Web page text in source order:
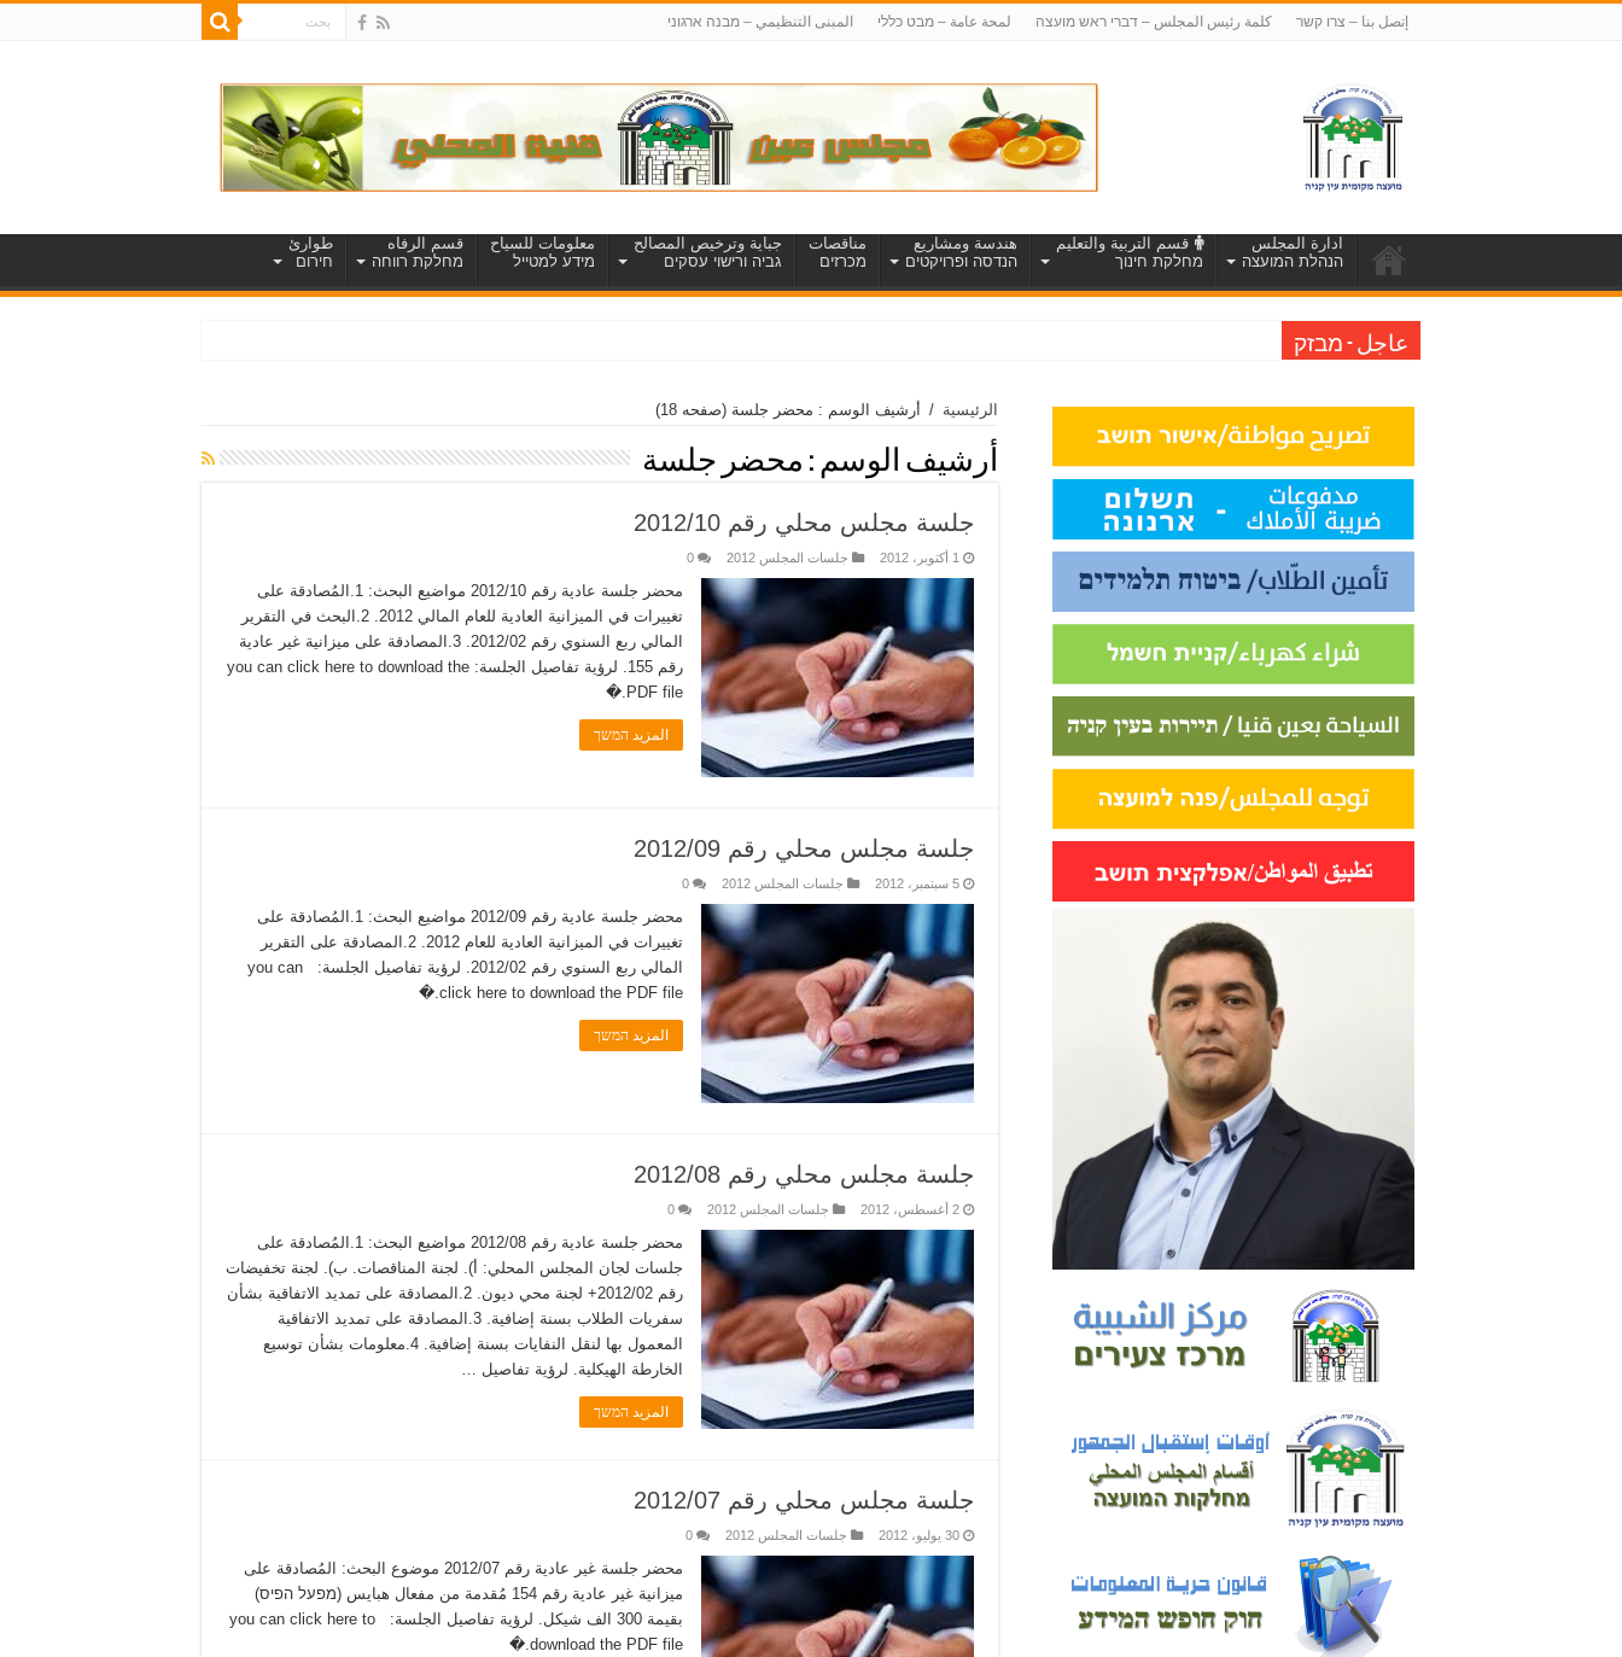
إتصل بنا – צרו קשר كلمة رئيس المجلس – דברי ראש מועצה لمحة عامة – מבט כללי المبنى التنظيمي – מבנה ארגוני
ادارة المجلس
הנהלת המועצה
قسم التربية والتعليم
מחלקת חינוך
هندسة ومشاريع
הנדסה ופרויקטים
مناقصات
מכרזים
جباية وترخيص المصالح
גביה ורישוי עסקים
معلومات للسياح
מידע למטייל
قسم الرفاه
מחלקת רווחה
طوارئ
חירום
عاجل - מבזק
الرئيسية / أرشيف الوسم : محضر جلسة (صفحه 18)
أرشيف الوسم : محضر جلسة
جلسة مجلس محلي رقم 2012/10
1 أكتوبر، 2012 جلسات المجلس 2012 0
محضر جلسة عادية رقم 2012/10 مواضيع البحث: 1.المُصادقة على
تغييرات في الميزانية العادية للعام المالي 2012. 2.البحث في التقرير
المالي ربع السنوي رقم 2012/02. 3.المصادقة على ميزانية غير عادية
رقم 155. لرؤية تفاصيل الجلسة: you can click here to download the
PDF file.�
المزيد המשך
جلسة مجلس محلي رقم 2012/09
5 سبتمبر، 2012 جلسات المجلس 2012 0
محضر جلسة عادية رقم 2012/09 مواضيع البحث: 1.المُصادقة على
تغييرات في الميزانية العادية للعام 2012. 2.المصادقة على التقرير
المالي ربع السنوي رقم 2012/02. لرؤية تفاصيل الجلسة: you can
click here to download the PDF file.�
المزيد המשך
جلسة مجلس محلي رقم 2012/08
2 أغسطس، 2012 جلسات المجلس 2012 0
محضر جلسة عادية رقم 2012/08 مواضيع البحث: 1.المُصادقة على
جلسات لجان المجلس المحلي: أ). لجنة المناقصات. ب). لجنة تخفيضات
رقم 2012/02+ لجنة محي ديون. 2.المصادقة على تمديد الاتفاقية بشأن
سفريات الطلاب بسنة إضافية. 3.المصادقة على تمديد الاتفاقية
المعمول بها لنقل النفايات بسنة إضافية. 4.معلومات بشأن توسيع
الخارطة الهيكلية. لرؤية تفاصيل …
المزيد המשך
جلسة مجلس محلي رقم 2012/07
30 يوليو، 2012 جلسات المجلس 2012 0
محضر جلسة غير عادية رقم 2012/07 موضوع البحث: المُصادقة على
ميزانية غير عادية رقم 154 مُقدمة من مفعال هبايس (מפעל הפיס)
بقيمة 300 الف شيكل. لرؤية تفاصيل الجلسة: you can click here to
download the PDF file.�